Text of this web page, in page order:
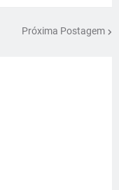
Próxima Postagem